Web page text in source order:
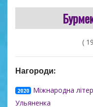
(
Нагороди:
2020
Міжнародна
Ульяненка